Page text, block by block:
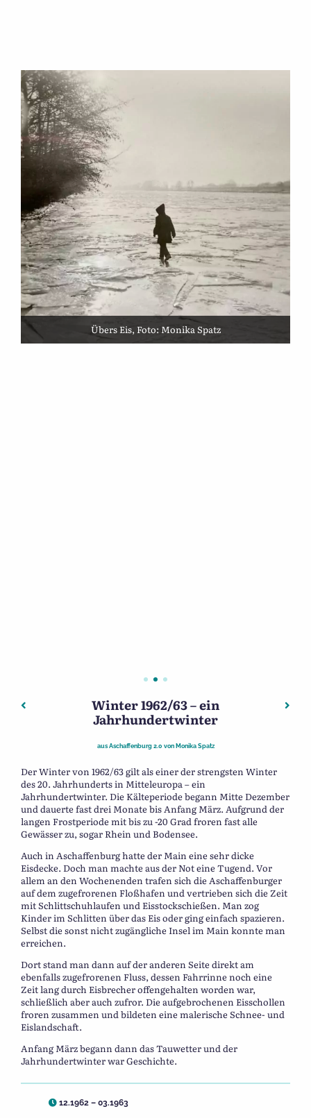
Übers Eis, Foto: Monika Spatz
Beitragsnavigation
Vorheriger: Brunnen in Aschaffenburg (2) –
Winter 1962/63 – ein
Jahrhundertwinter
ausAschaffenburg 2.0 von Monika Spatz
Der Winter von 1962/63 gilt als einer der strengsten Winter
des 20. Jahrhunderts in Mitteleuropa – ein
Jahrhundertwinter. Die Kälteperiode begann Mitte Dezember
und dauerte fast drei Monate bis Anfang März. Aufgrund der
langen Frostperiode mit bis zu -20 Grad froren fast alle
Gewässer zu, sogar Rhein und Bodensee.
Auch in Aschaffenburg hatte der Main eine sehr dicke
Eisdecke. Doch man machte aus der Not eine Tugend. Vor
allem an den Wochenenden trafen sich die Aschaffenburger
auf dem zugefrorenen Floßhafen und vertrieben sich die Zeit
mit Schlittschuhlaufen und Eisstockschießen. Man zog
Kinder im Schlitten über das Eis oder ging einfach spazieren.
Selbst die sonst nicht zugängliche Insel im Main konnte man
erreichen.
Dort stand man dann auf der anderen Seite direkt am
ebenfalls zugefrorenen Fluss, dessen Fahrrinne noch eine
Zeit lang durch Eisbrecher offengehalten worden war,
schließlich aber auch zufror. Die aufgebrochenen Eisschollen
froren zusammen und bildeten eine malerische Schnee- und
Eislandschaft.
Anfang März begann dann das Tauwetter und der
Jahrhundertwinter war Geschichte.
12.1962 – 03.1963